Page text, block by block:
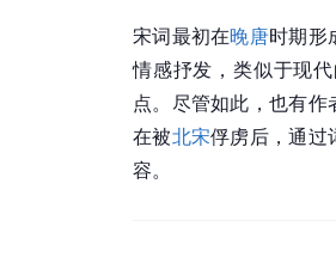
宋词最初在晚唐时期形
情感抒发，类似于现
点。尽管如此，也有
在被北宋俘虏后，通过
容。